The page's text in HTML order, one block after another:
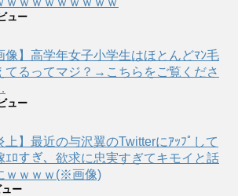
ュー
像】高学年女子小学生はほとんどﾏﾝ毛
てるってマジ？→こちらをご覧くださ
ュー
上】最近の与沢翼のTwitterにｱｯﾌﾟして
ｴﾛすぎ、欲求に忠実すぎてキモイと話
ｗｗｗｗ(※画像)
ー